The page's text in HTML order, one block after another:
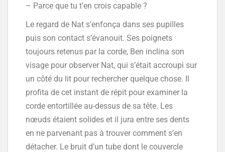
– Parce que tu t’en crois capable ?
Le regard de Nat s’enfonça dans ses pupilles
puis son contact s’évanouit. Ses poignets
toujours retenus par la corde, Ben inclina son
visage pour observer Nat, qui s’était accroupi sur
un côté du lit pour rechercher quelque chose. Il
profita de cet instant de répit pour examiner la
corde entortillée au-dessus de sa tête. Les
nœuds étaient solides et il jura entre ses dents
en ne parvenant pas à trouver comment s’en
détacher. Le bruit d’un tube dont le couvercle